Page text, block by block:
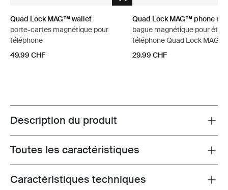
Quad Lock MAG™ wallet
porte-cartes magnétique pour
téléphone
49.99 CHF
Quad Lock MAG™ phone
bague magnétique pour étui
téléphone Quad Lock MAG™
29.99 CHF
Toggle overview
Description du produit
Toggle features
Toutes les caractéristiques
Toggle techspec
Caractéristiques techniques